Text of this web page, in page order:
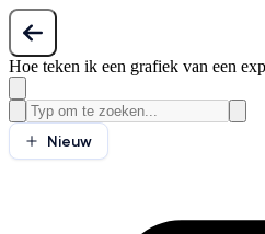
Hoe teken ik een grafiek van een
Nieuw